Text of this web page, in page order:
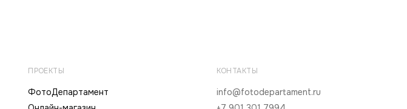
ПРОЕКТЫ
ФотоДепартамент
КОНТАКТЫ
info@fotodepartament.ru